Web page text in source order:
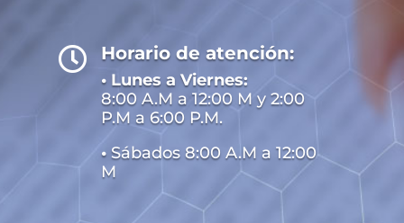
 Horario de atención:
• Lunes a Viernes:
8:00 A.M a 12:00 M y 2:00
P.M a 6:00 P.M.
• Sábados 8:00 A.M a 12:00
M